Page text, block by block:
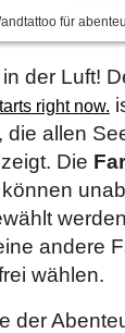
für
der Luft!
right now.
die allen
Die
können
andere
wählen.
der